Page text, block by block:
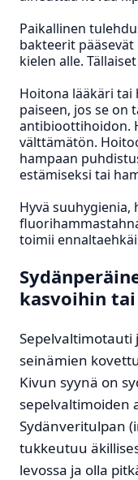
Paikallinen
bakteerit
kielen alle.
Hoitona lääkäri tai
paiseen, jos se on
antibioottihoidon.
välttämätön.
hampaan
estämiseksi tai
Hyvä suuhygienia,
toimii
kasvoihin
seinämien
Kivun syynä on
sepelvaltimoiden
Sydänveritulpan
tukkeutuu
levossa ja olla